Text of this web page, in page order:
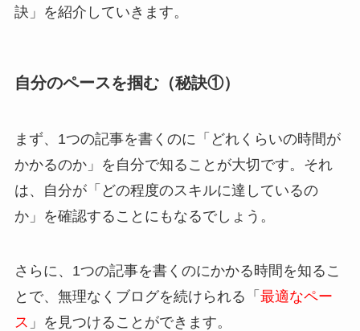
訣」 を紹介していきます。
自分のペースを掴む（秘訣①）
まず、 1つの記事を書くのに「どれくらいの時間が
かかるのか」 を自分で知ることが大切です。それ
は、自分が「どの程度のスキルに達しているの
か」を確認することにもなるでしょう。
さらに、1つの記事を書くのにかかる時間を知るこ
とで、無理なくブログを続けられる「 最適なペー
ス 」を見つけることができます。